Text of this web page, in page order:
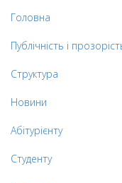
Головна
Публічність і
Структура
Новини
Абітурієнту
Студенту